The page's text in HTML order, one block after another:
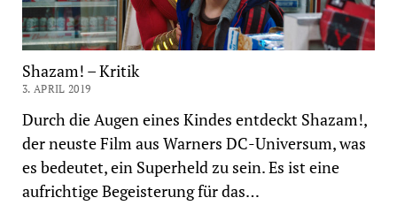
Shazam! – Kritik
3. APRIL 2019
Durch die Augen eines Kindes entdeckt Shazam!,
der neuste Film aus Warners DC-Universum, was
es bedeutet, ein Superheld zu sein. Es ist eine
aufrichtige Begeisterung für das…